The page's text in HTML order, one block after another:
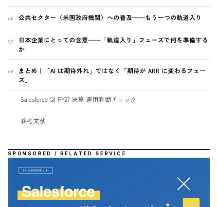
06 公共セクター（米国政府機関）への普及——もう一つの軌道入り
07
日本企業にとっての含意——「軌道入り」フェーズで何を準備する
か
08
まとめ｜「AI は期待外れ」ではなく「期待が ARR に変わるフェー
ズ」
Salesforce Q1 FY27 決算 適用判断チェック
参考文献
SPONSORED / RELATED SERVICE